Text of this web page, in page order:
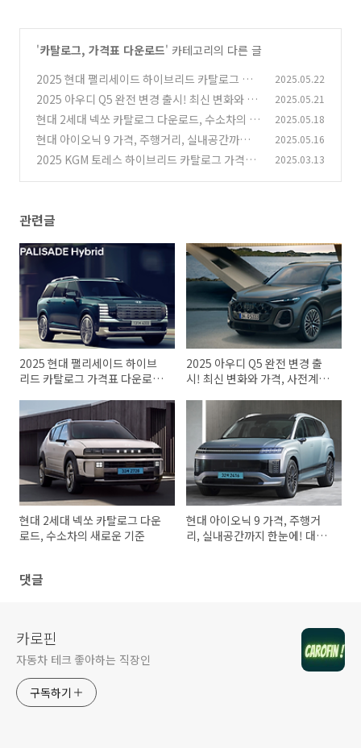
'카탈로그, 가격표 다운로드' 카테고리의 다른 글
2025 현대 팰리세이드 하이브리드 카탈로그 가
격표 다운로드, 변화 포인트와 실구매 가이드
(2)
2025.05.22
2025 아우디 Q5 완전 변경 출시! 최신 변화와 가
격, 사전계약 총정리 카탈로그 가격표 다운로드
(0)
2025.05.21
현대 2세대 넥쏘 카탈로그 다운로드, 수소차의 새
로운 기준
(0)
2025.05.18
현대 아이오닉 9 가격, 주행거리, 실내공간까지
한눈에! 대형 전기 SUV의 새로운 기준, 카탈로그
2025.05.16
2025 KGM 토레스 하이브리드 카탈로그 가격표
2025.03.13
관련글
2025 현대 팰리세이드 하이브
리드 카탈로그 가격표 다운로드,
2025 아우디 Q5 완전 변경 출
시! 최신 변화와 가격, 사전계약
현대 2세대 넥쏘 카탈로그 다운
로드, 수소차의 새로운 기준
현대 아이오닉 9 가격, 주행거
리, 실내공간까지 한눈에! 대형
댓글
카로핀
자동차 테크 좋아하는 직장인
구독하기